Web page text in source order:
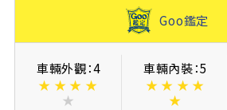
Goo鑑定
車輛外觀：4
★ ★ ★ ★
★
車輛內裝：5
★ ★ ★ ★
★